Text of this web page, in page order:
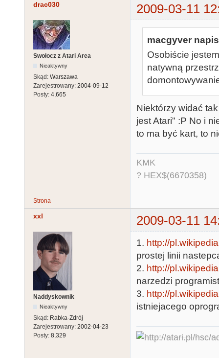
drac030 2009-03-11
Swołocz z Atari Area
Nieaktywny
Skąd: Warszawa
Zarejestrowany: 2004-09-12
Posty: 4,665
macgyver
Osobiście
natywną
Niektórzy widać
jest Atari" :P No i
to ma być kart, to
KMK
? HEX$(6670358)
Strona
xxl 2009-03-11
Naddyskownik
Nieaktywny
Skąd: Rabka-Zdrój
Zarejestrowany: 2002-04-23
Posty: 8,329
1. http://
prostej linii
2. http://
narzedzi
3. http://
istniejacego